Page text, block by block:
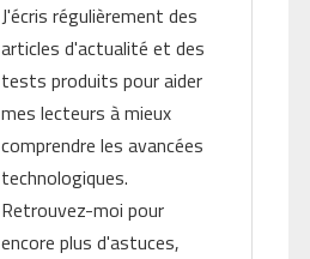
J'écris régulièrement des
articles d'actualité et des
tests produits pour aider
mes lecteurs à mieux
comprendre les avancées
technologiques.
Retrouvez-moi pour
encore plus d'astuces,